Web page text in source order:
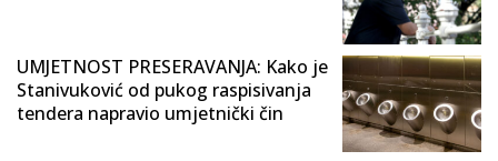
UMJETNOST PRESERAVANJA: Kako je
Stanivuković od pukog raspisivanja
tendera napravio umjetnički čin